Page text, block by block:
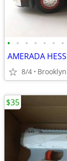
• • • • • • •
8/4 Brooklyn
$35